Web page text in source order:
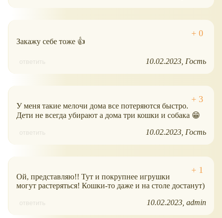
Закажу себе тоже 👍
ответить 10.02.2023 Гость
У меня такие мелочи дома все потеряются быстро.
Дети не всегда убирают а дома три кошки и собака 😁
ответить 10.02.2023 Гость
Ой, представляю!! Тут и покрупнее игрушки
могут растеряться! Кошки-то даже и на столе достанут)
ответить 10.02.2023 admin